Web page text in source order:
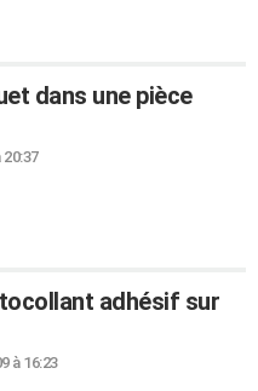
dans une pièce
20:37
adhésif sur
à 16:23